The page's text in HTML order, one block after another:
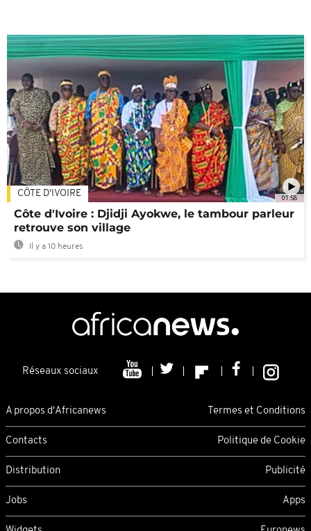
01:58
CÔTE D'IVOIRE
Côte d'Ivoire : Djidji Ayokwe, le tambour parleur
retrouve son village
Il y a 10 heures
Réseaux sociaux
A propos d'Africanews Termes et Conditions
Contacts Politique de Cookie
Distribution Publicité
Jobs Apps